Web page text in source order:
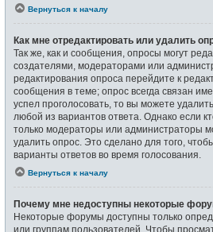
Вернуться к началу
Как мне отредактировать или удалить
Так же, как и сообщения, опросы могут
создателями, модераторами или
редактирования опроса перейдите к
сообщения в теме; опрос всегда связан
успел проголосовать, то вы можете
любой из вариантов ответа. Однако если
только модераторы или администраторы
удалить опрос. Это сделано для того,
варианты ответов во время голосования.
Вернуться к началу
Почему мне недоступны некоторые
Некоторые форумы доступны только
или группам пользователей. Чтобы